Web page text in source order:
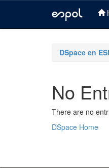
DSpace en
No
There are no
DSpace Home